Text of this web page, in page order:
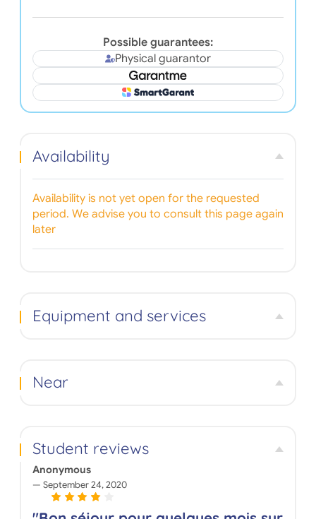
Possible guarantees:
Physical guarantor
Availability
Availability is not yet open for the requested
period. We advise you to consult this page again
later
Equipment and services
Near
Student reviews
Anonymous
September 24, 2020